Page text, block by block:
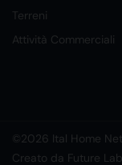
Terreni
Attività Commerciali
©2026 Ital Home
Creato da Future